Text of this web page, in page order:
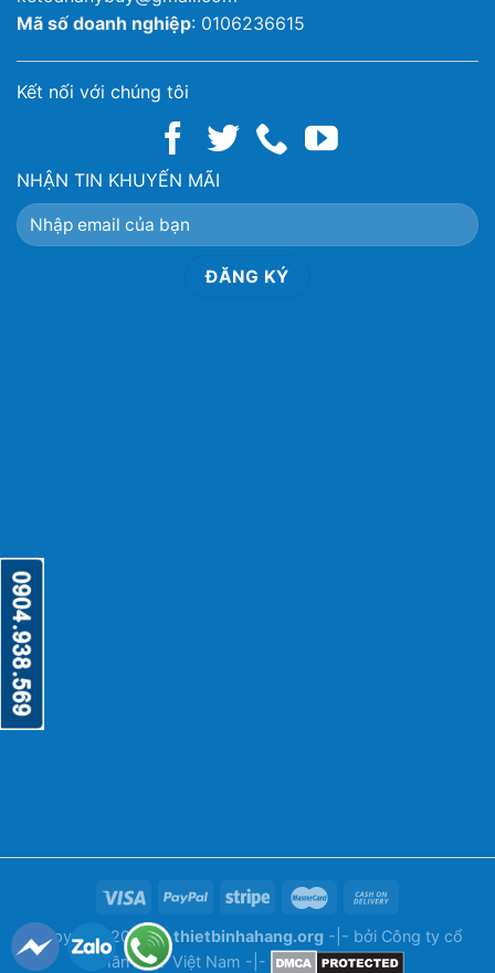
Mã số doanh nghiệp: 0106236615
Kết nối với chúng tôi
NHẬN TIN KHUYẾN MÃI
Copyright 2026 ©thietbinhahang.org -|- bởi Công ty cổ
phần ANY Việt Nam -|-